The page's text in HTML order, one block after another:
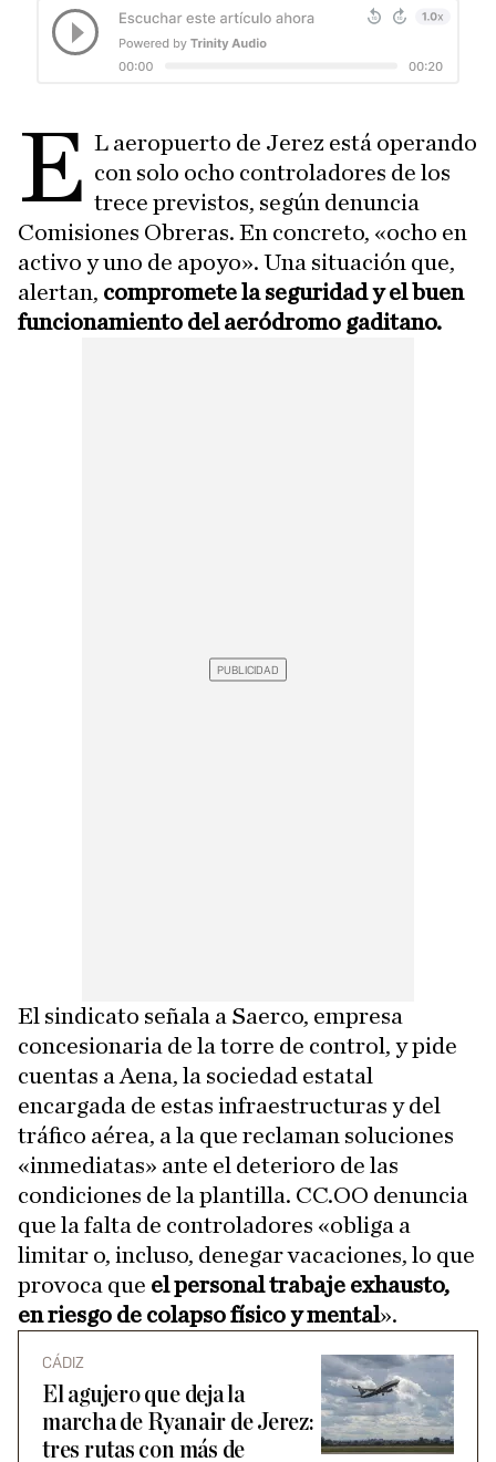
E L aeropuerto de Jerez está operando
con solo ocho controladores de los
trece previstos, según denuncia
Comisiones Obreras. En concreto, «ocho en
activo y uno de apoyo». Una situación que,
alertan, compromete la seguridad y el buen
funcionamiento del aeródromo gaditano.
El sindicato señala a Saerco, empresa
concesionaria de la torre de control, y pide
cuentas a Aena, la sociedad estatal
encargada de estas infraestructuras y del
tráfico aérea, a la que reclaman soluciones
«inmediatas» ante el deterioro de las
condiciones de la plantilla. CC.OO denuncia
que la falta de controladores «obliga a
limitar o, incluso, denegar vacaciones, lo que
provoca que el personal trabaje exhausto,
en riesgo de colapso físico y mental».
CÁDIZ
El agujero que deja la
marcha de Ryanair de Jerez:
tres rutas con más de